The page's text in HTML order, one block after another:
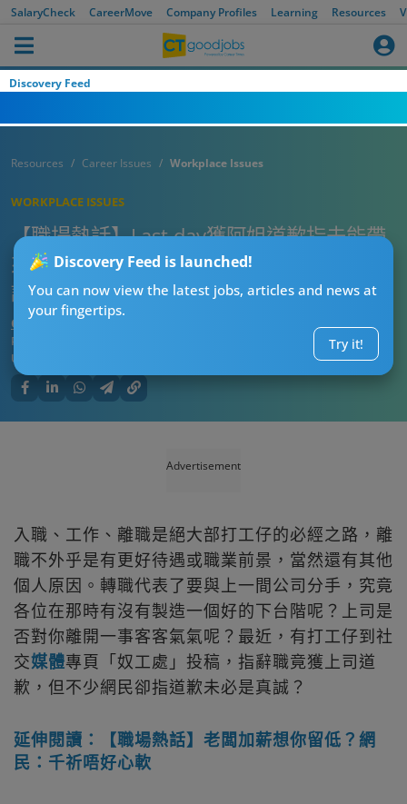
SalaryCheck CareerMove Company Profiles Learning Resources
Discovery Feed
Discovery Feed is launched!
You can now view the latest jobs, articles and news at
your fingertips.
Try it!
Resources Career Issues Workplace Issues
WORKPLACE ISSUES
【職場熱話】Last day獲阿姐道歉指未能帶
來好前程 網民：寫好離職證明便知是否真
誠
CTgoodjobs’ Editor
Published:
Updated:
Advertisement
入職、工作、離職是絕大部打工仔的必經之路，離
職不外乎是有更好待遇或職業前景，當然還有其他
個人原因。轉職代表了要與上一間公司分手，究竟
各位在那時有沒有製造一個好的下台階呢？上司是
否對你離開一事客客氣氣呢？最近，有打工仔到社
交媒體專頁「奴工處」投稿，指辭職竟獲上司道
歉，但不少網民卻指道歉未必是真誠？
延伸閱讀：【職場熱話】老闆加薪想你留低？網
民：千祈唔好心軟